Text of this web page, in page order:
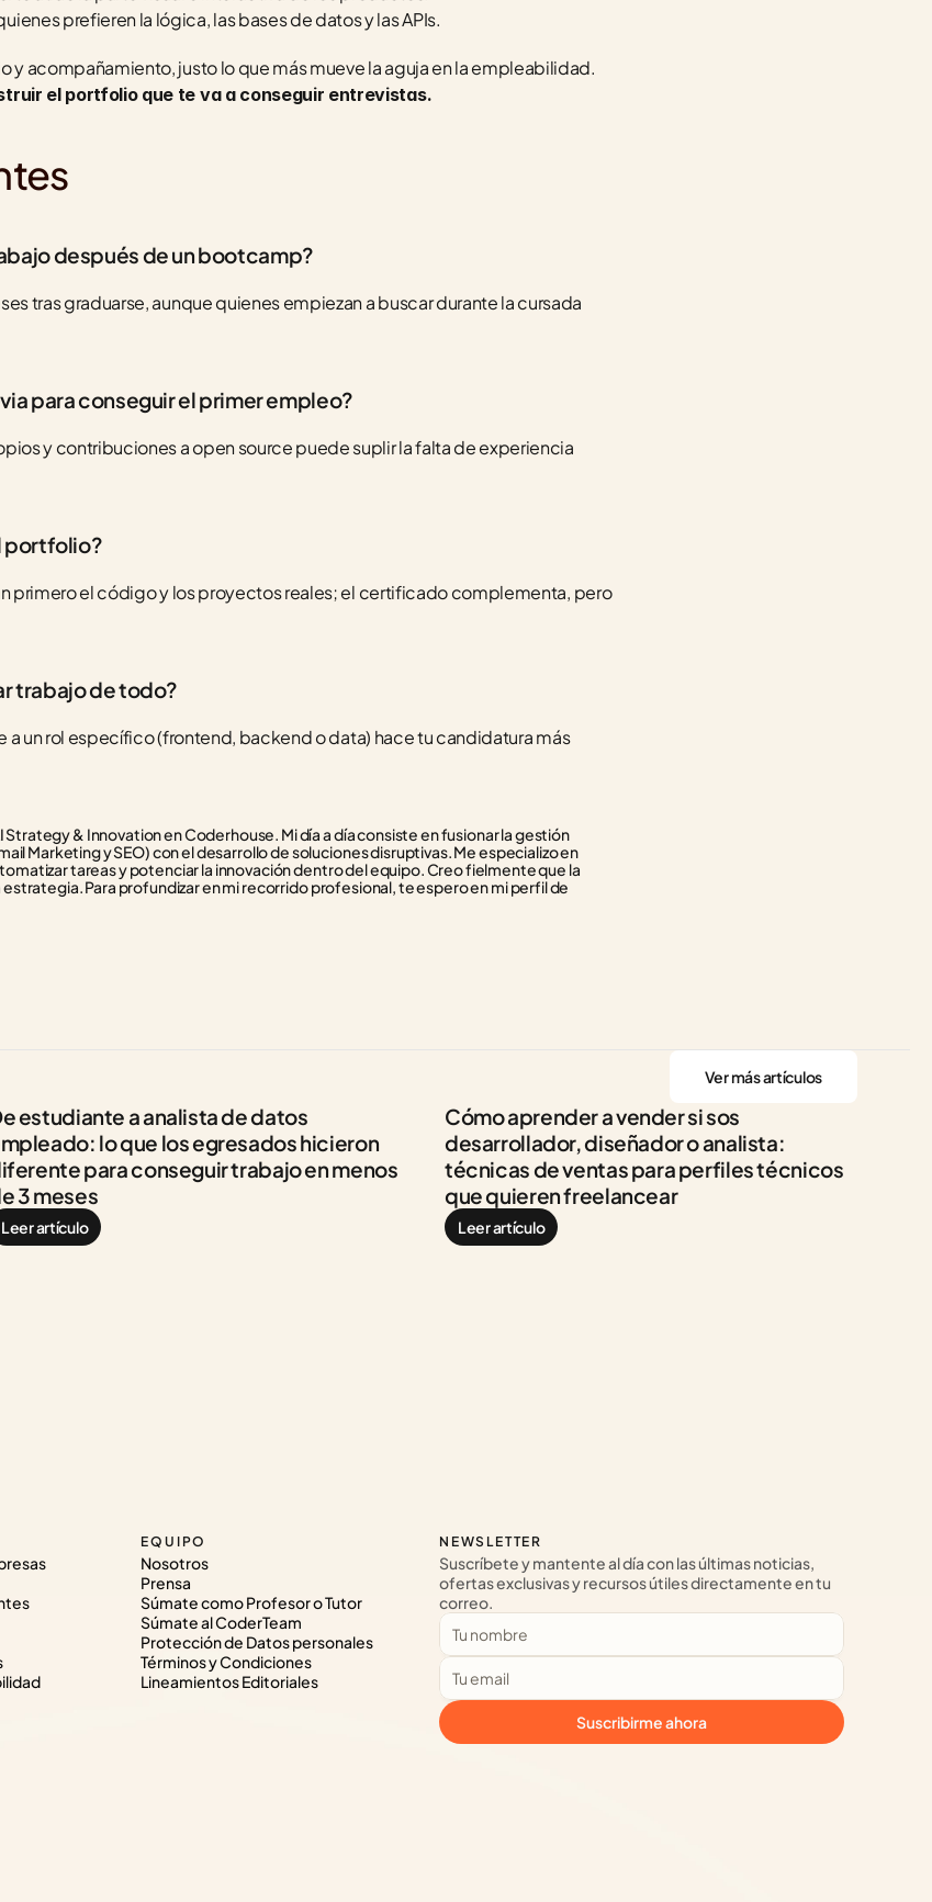
prefieren la lógica, las bases de datos y las APIs.
el portfolio que te va a conseguir entrevistas.
después de un bootcamp?
tras graduarse, aunque quienes empiezan a buscar durante la cursada
para conseguir el primer empleo?
y contribuciones a open source puede suplir la falta de experiencia
portfolio?
primero el código y los proyectos reales; el certificado complementa, pero
trabajo de todo?
a un rol específico (frontend, backend o data) hace tu candidatura más
Strategy & Innovation en Coderhouse. Mi día a día consiste en fusionar la gestión
Marketing y SEO) con el desarrollo de soluciones disruptivas. Me especializo en
tareas y potenciar la innovación dentro del equipo. Creo fielmente que la
Para profundizar en mi recorrido profesional, te espero en mi perfil de
Ver más artículos
estudiante a analista de datos
lo que los egresados hicieron
para conseguir trabajo en menos
3 meses
Leer artículo
Cómo aprender a vender si sos
desarrollador, diseñador o analista:
técnicas de ventas para perfiles técnicos
que quieren freelancear
Leer artículo
EQUIPO
Nosotros
Prensa
Súmate como Profesor o Tutor
Súmate al CoderTeam
Protección de Datos personales
Términos y Condiciones
Lineamientos Editoriales
NEWSLETTER
Suscríbete y mantente al día con las últimas noticias,
ofertas exclusivas y recursos útiles directamente en tu
correo.
Suscribirme ahora